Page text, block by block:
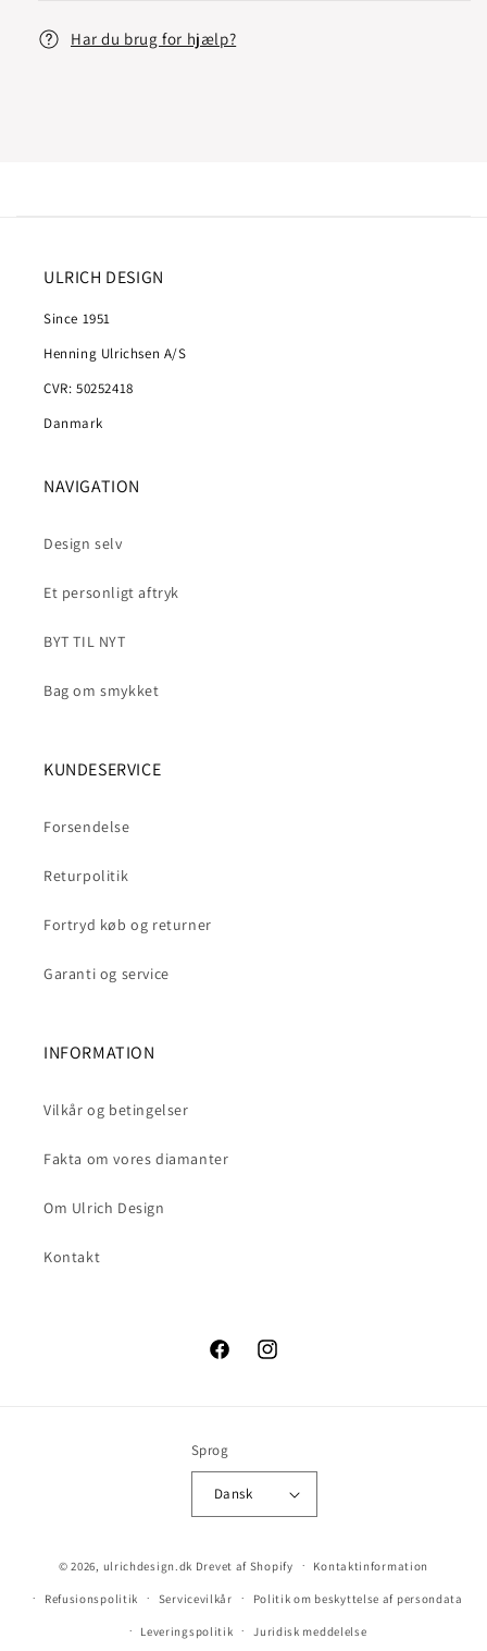
Har du brug for hjælp?
ULRICH DESIGN
Since 1951
Henning Ulrichsen A/S
CVR: 50252418
Danmark
NAVIGATION
Design selv
Et personligt aftryk
BYT TIL NYT
Bag om smykket
KUNDESERVICE
Forsendelse
Returpolitik
Fortryd køb og returner
Garanti og service
INFORMATION
Vilkår og betingelser
Fakta om vores diamanter
Om Ulrich Design
Kontakt
FacebookInstagram
Sprog
Dansk
© 2026, ulrichdesign.dk Drevet af Shopify Kontaktinformation
Refusionspolitik Servicevilkår Politik om beskyttelse af persondata
Leveringspolitik Juridisk meddelelse